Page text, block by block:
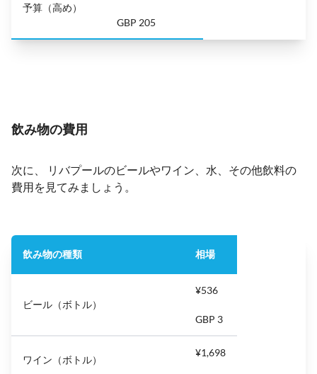
予算（高め）
GBP 205
飲み物の費用
次に、 リバプールのビールやワイン、水、その他飲料の
費用を見てみましょう。
飲み物の種類 相場
ビール（ボトル）
¥536
GBP 3
ワイン（ボトル）
¥1,698